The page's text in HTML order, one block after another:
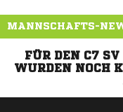
MANNSCHAFTS-
FÜR DEN C7
WURDEN NOCH